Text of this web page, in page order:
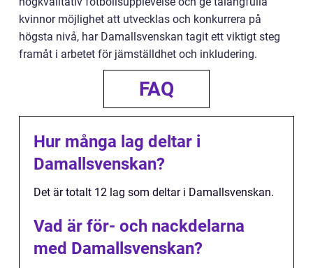
kvinnor möjlighet att utvecklas och konkurrera på
högsta nivå, har Damallsvenskan tagit ett viktigt steg
framåt i arbetet för jämställdhet och inkludering.
FAQ
Hur många lag deltar i
Damallsvenskan?
Det är totalt 12 lag som deltar i Damallsvenskan.
Vad är för- och nackdelarna
med Damallsvenskan?